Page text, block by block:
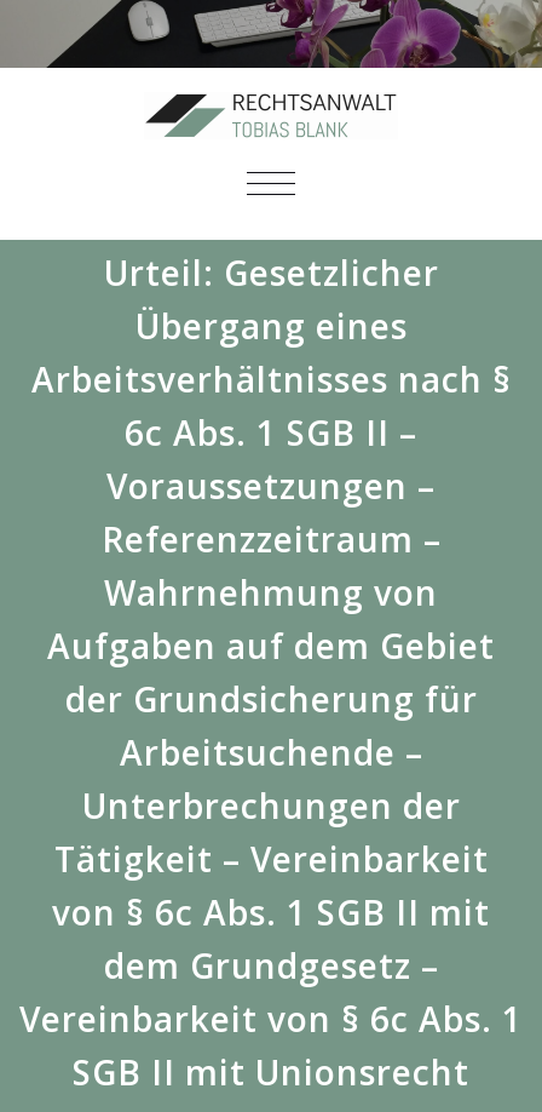
SCHALTE
Urteil: Gesetzlicher
Übergang eines
Arbeitsverhältnisses nach §
6c Abs. 1 SGB II –
Voraussetzungen –
Referenzzeitraum –
Wahrnehmung von
Aufgaben auf dem Gebiet
der Grundsicherung für
Arbeitsuchende –
Unterbrechungen der
Tätigkeit – Vereinbarkeit
von § 6c Abs. 1 SGB II mit
dem Grundgesetz –
Vereinbarkeit von § 6c Abs. 1
SGB II mit Unionsrecht